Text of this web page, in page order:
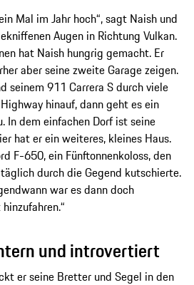
Mal im Jahr hoch“, sagt Naish und
Augen in Richtung Vulkan.
hat Naish hungrig gemacht. Er
aber seine zweite Garage zeigen.
seinem 911 Carrera S durch viele
hinauf, dann geht es ein
In dem einfachen Dorf ist seine
hat er ein weiteres, kleines Haus.
F-650, ein Fünftonnenkoloss, den
durch die Gegend kutschierte.
war es dann doch
und introvertiert
er seine Bretter und Segel in den